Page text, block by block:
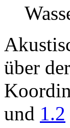
über
und 1.2